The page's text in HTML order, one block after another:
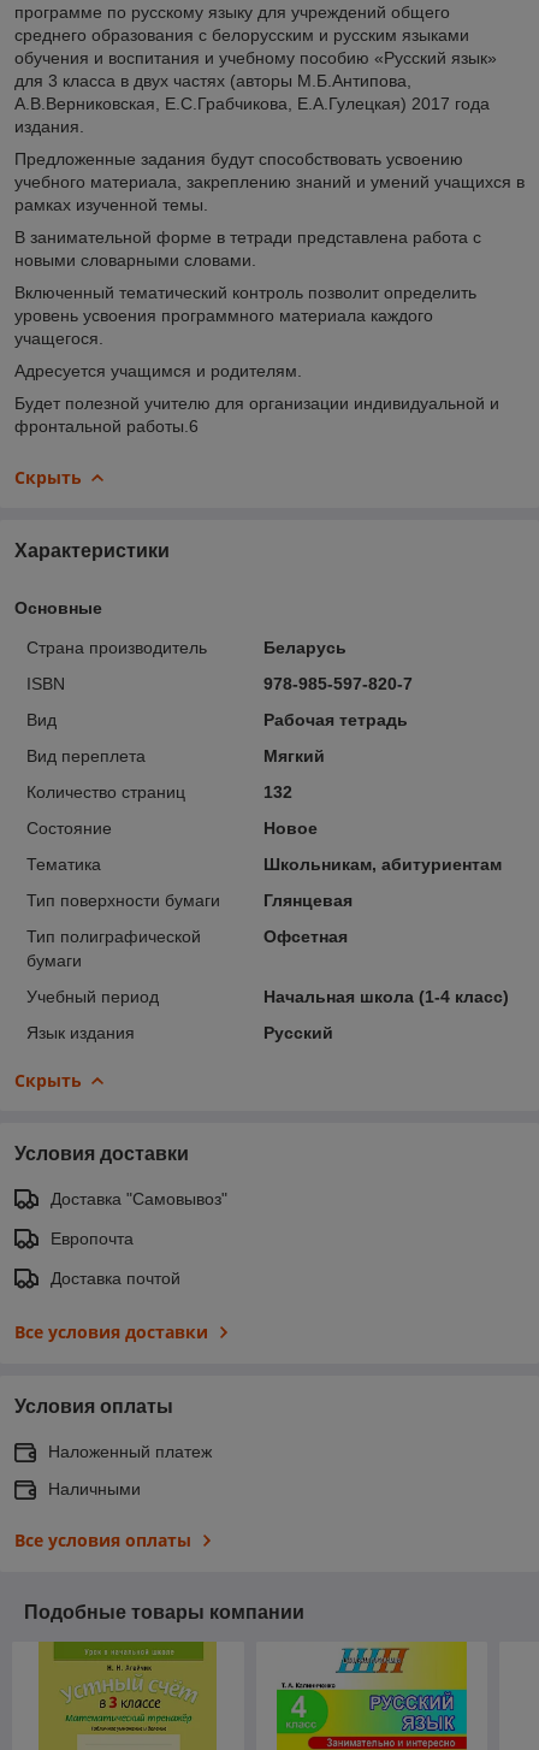
программе по русскому языку для учреждений общего
среднего образования с белорусским и русским языками
обучения и воспитания и учебному пособию «Русский язык»
для 3 класса в двух частях (авторы М.Б.Антипова,
А.В.Верниковская, Е.С.Грабчикова, Е.А.Гулецкая) 2017 года
издания.
Предложенные задания будут способствовать усвоению
учебного материала, закреплению знаний и умений учащихся в
рамках изученной темы.
В занимательной форме в тетради представлена работа с
новыми словарными словами.
Включенный тематический контроль позволит определить
уровень усвоения программного материала каждого
учащегося.
Адресуется учащимся и родителям.
Будет полезной учителю для организации индивидуальной и
фронтальной работы.6
Скрыть
Характеристики
Основные
Страна производитель
Беларусь
ISBN
978-985-597-820-7
Вид
Рабочая тетрадь
Вид переплета
Мягкий
Количество страниц
132
Состояние
Новое
Тематика
Школьникам, абитуриентам
Тип поверхности бумаги
Глянцевая
Тип полиграфической
бумаги
Офсетная
Учебный период
Начальная школа (1-4 класс)
Язык издания
Русский
Скрыть
Условия доставки
Доставка "Самовывоз"
Европочта
Доставка почтой
Все условия доставки
Условия оплаты
Наложенный платеж
Наличными
Все условия оплаты
Подобные товары компании